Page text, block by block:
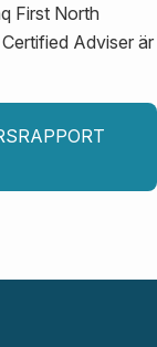
First North
Adviser är